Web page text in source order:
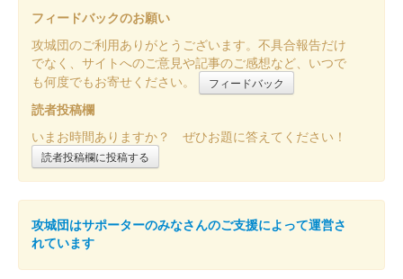
丸岡城 御城印 お城EXPO 2024限定版 椿、水仙ver.
販売終了
2024年12月21、22日に開催されたお城EXPO 2024の丸岡城 ー
丸岡藩誕生400年記念ーブースにて販売された御城印。21日のみ
販売された。
丸岡城 御城印 お城EXPO 2024限定版 クリスマスver.
フィードバックのお願い
攻城団のご利用ありがとうございます。不具合報告だけ
でなく、サイトへのご意見や記事のご感想など、いつで
も何度でもお寄せください。
フィードバック
読者投稿欄
いまお時間ありますか？ ぜひお題に答えてください！
読者投稿欄に投稿する
攻城団はサポーターのみなさんのご支援によって運営さ
れています